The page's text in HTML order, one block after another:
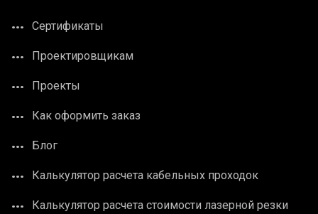
Сертификаты
Проектировщикам
Проекты
Как оформить заказ
Блог
Калькулятор расчета кабельных проходок
Калькулятор расчета стоимости лазерной резки